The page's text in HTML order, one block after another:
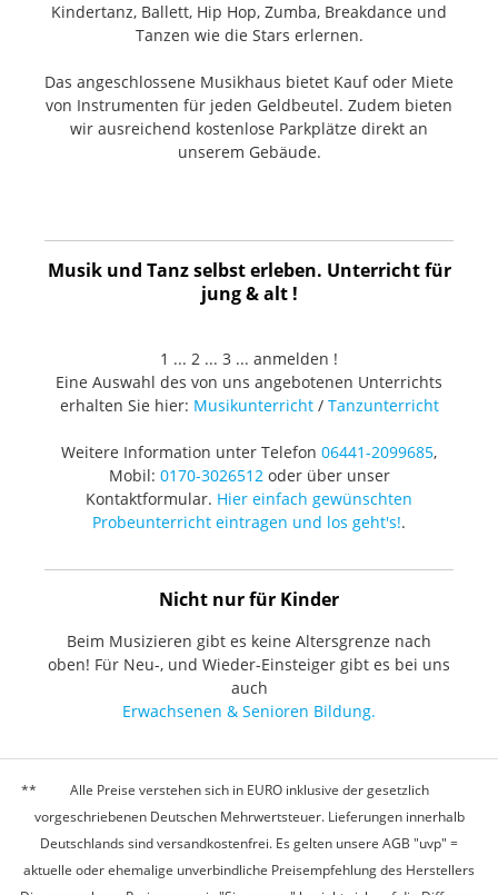
Kindertanz, Ballett, Hip Hop, Zumba, Breakdance und
Tanzen wie die Stars erlernen.
Das angeschlossene Musikhaus bietet Kauf oder Miete
von Instrumenten für jeden Geldbeutel. Zudem bieten
wir ausreichend kostenlose Parkplätze direkt an
unserem Gebäude.
Musik und Tanz selbst erleben. Unterricht für
jung & alt !
1 ... 2 ... 3 ... anmelden !
Eine Auswahl des von uns angebotenen Unterrichts
erhalten Sie hier: Musikunterricht/ Tanzunterricht
Weitere Information unter Telefon 06441-2099685,
Mobil: 0170-3026512oder über unser
Kontaktformular. Hier einfach gewünschten
Probeunterricht eintragen und los geht's!.
Nicht nur für Kinder
Beim Musizieren gibt es keine Altersgrenze nach
oben! Für Neu-, und Wieder-Einsteiger gibt es bei uns
auch
Erwachsenen & Senioren Bildung.
Alle Preise verstehen sich in EURO inklusive der gesetzlich
vorgeschriebenen Deutschen Mehrwertsteuer. Lieferungen innerhalb
Deutschlands sind versandkostenfrei. Es gelten unsere AGB "uvp" =
aktuelle oder ehemalige unverbindliche Preisempfehlung des Herstellers